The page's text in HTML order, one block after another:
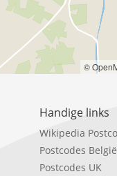
©
Handige links
Wikipedia
Postcodes België
Postcodes UK